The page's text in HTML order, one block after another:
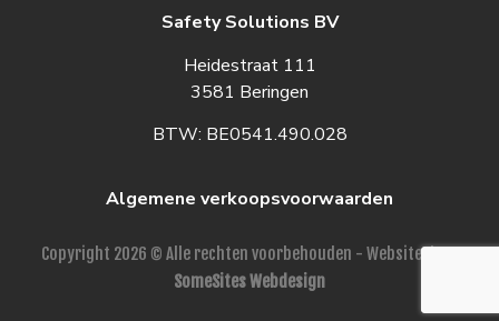
Safety Solutions BV
Heidestraat 111
3581 Beringen
BTW: BE0541.490.028
Algemene verkoopsvoorwaarden
Copyright 2026 © Alle rechten voorbehouden - Website door
SomeSites Webdesign